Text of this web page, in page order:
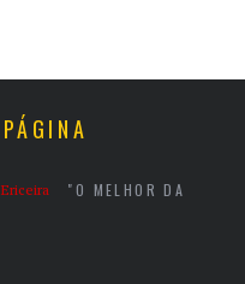
"O MELHOR DA